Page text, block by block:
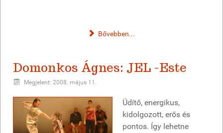
Bővebben...
Domonkos Ágnes: JEL -Este
Megjelent: 2008. május 11.
Üdítő, energikus,
kidolgozott, erős és
pontos. Így lehetne